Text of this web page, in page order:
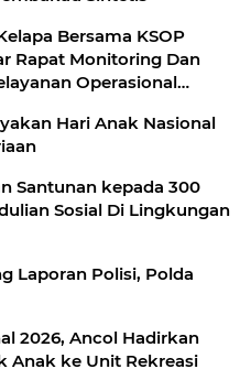
Bersama KSOP
Rapat Monitoring Dan
Operasional
Hari Anak Nasional
Santunan kepada 300
Sosial Di Lingkungan
Laporan Polisi, Polda
2026, Ancol Hadirkan
Anak ke Unit Rekreasi